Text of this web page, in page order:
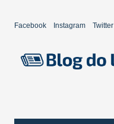
Facebook Instagram Twitter